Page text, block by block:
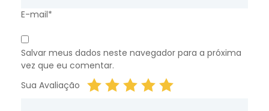
E-mail*
Salvar meus dados neste navegador para a próxima
vez que eu comentar.
Sua Avaliação